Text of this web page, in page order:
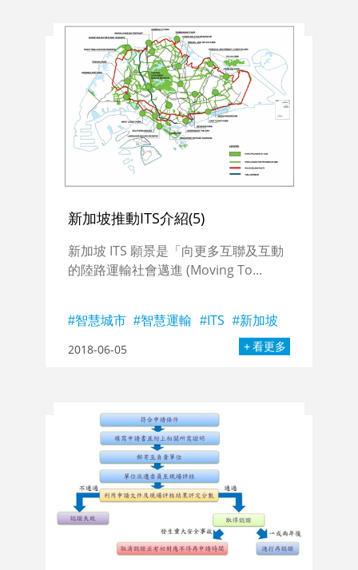
新加坡推動ITS介紹(5)
新加坡 ITS 願景是「向更多互聯及互動
的陸路運輸社會邁進 (Moving To...
智慧城市 智慧運輸 ITS 新加坡
2018-06-05 看更多